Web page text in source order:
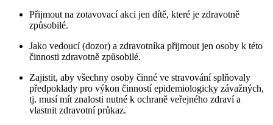
Přijmout na zotavovací akci jen dítě, které je zdravotně
způsobilé.
Jako vedoucí (dozor) a zdravotníka přijmout jen osoby k této
činnosti zdravotně způsobilé.
Zajistit, aby všechny osoby činné ve stravování splňovaly
předpoklady pro výkon činností epidemiologicky závažných,
tj. musí mít znalosti nutné k ochraně veřejného zdraví a
vlastnit zdravotní průkaz.